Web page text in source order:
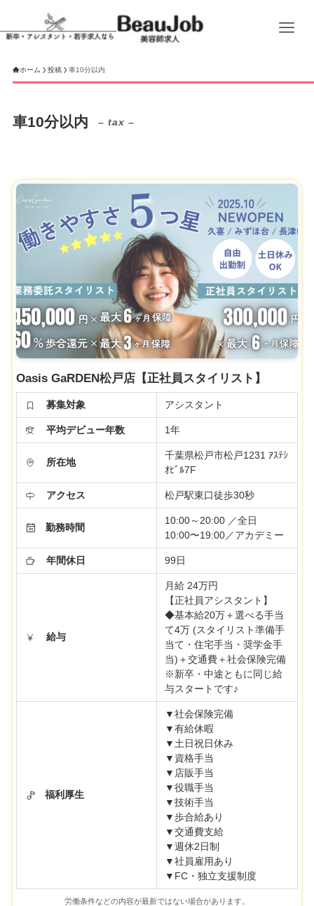
ホーム 投稿 車10分以内
車10分以内 – tax –
Oasis GaRDEN松戸店【正社員スタイリスト】
募集対象 アシスタント
平均デビュー年数 1年
所在地
千葉県松戸市松戸1231 ｱｽﾃｼ
ｵﾋﾞﾙ7F
アクセス 松戸駅東口徒歩30秒
勤務時間
10:00～20:00 ／全日
10:00〜19:00／アカデミー
年間休日 99日
給与
月給 24万円
【正社員アシスタント】
◆基本給20万＋選べる手当
て4万 (スタイリスト準備手
当て・住宅手当・奨学金手
当)＋交通費＋社会保険完備
※新卒・中途ともに同じ給
与スタートです♪
福利厚生
▼社会保険完備
▼有給休暇
▼土日祝日休み
▼資格手当
▼店販手当
▼役職手当
▼技術手当
▼歩合給あり
▼交通費支給
▼週休2日制
▼社員雇用あり
▼FC・独立支援制度
労働条件などの内容が最新ではない場合があります。